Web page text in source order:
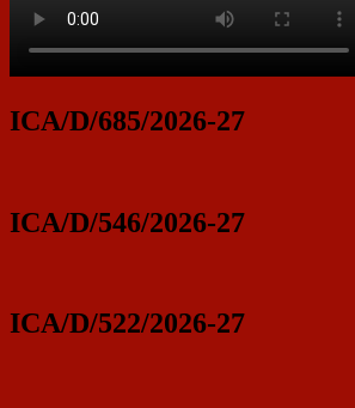
ICA/D/685/2026-27
ICA/D/546/2026-27
ICA/D/522/2026-27